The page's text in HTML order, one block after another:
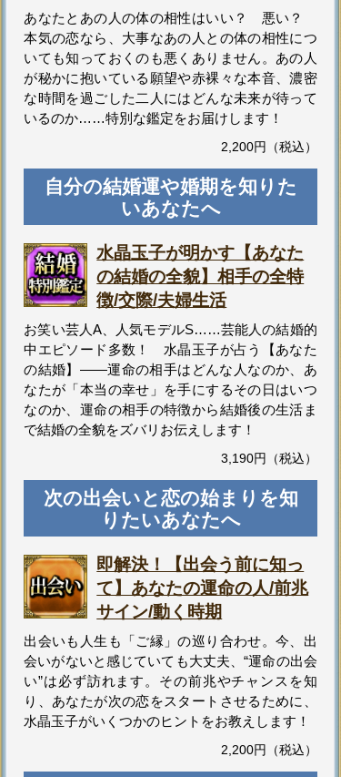
あなたとあの人の体の相性はいい？ 悪い？
本気の恋なら、大事なあの人との体の相性につ
いても知っておくのも悪くありません。あの人
が秘かに抱いている願望や赤裸々な本音、濃密
な時間を過ごした二人にはどんな未来が待って
いるのか……特別な鑑定をお届けします！
2,200円（税込）
自分の結婚運や婚期を知りた
いあなたへ
水晶玉子が明かす【あなた
の結婚の全貌】相手の全特
徴/交際/夫婦生活
お笑い芸人A、人気モデルS……芸能人の結婚的
中エピソード多数！ 水晶玉子が占う【あなた
の結婚】――運命の相手はどんな人なのか、あ
なたが「本当の幸せ」を手にするその日はいつ
なのか、運命の相手の特徴から結婚後の生活ま
で結婚の全貌をズバリお伝えします！
3,190円（税込）
次の出会いと恋の始まりを知
りたいあなたへ
即解決！【出会う前に知っ
て】あなたの運命の人/前兆
サイン/動く時期
出会いも人生も「ご縁」の巡り合わせ。今、出
会いがないと感じていても大丈夫、“運命の出会
い”は必ず訪れます。その前兆やチャンスを知
り、あなたが次の恋をスタートさせるために、
水晶玉子がいくつかのヒントをお教えします！
2,200円（税込）